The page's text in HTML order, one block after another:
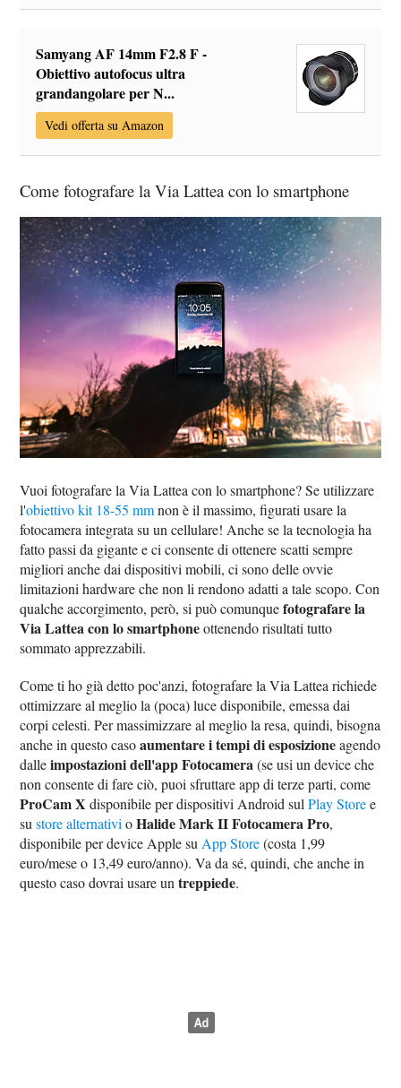
Samyang AF 14mm F2.8 F -
Obiettivo autofocus ultra
grandangolare per N...
Vedi offerta su Amazon
Come fotografare la Via Lattea con lo smartphone
Vuoi fotografare la Via Lattea con lo smartphone? Se utilizzare
l'obiettivo kit 18-55 mmnon è il massimo, figurati usare la
fotocamera integrata su un cellulare! Anche se la tecnologia ha
fatto passi da gigante e ci consente di ottenere scatti sempre
migliori anche dai dispositivi mobili, ci sono delle ovvie
limitazioni hardware che non li rendono adatti a tale scopo. Con
qualche accorgimento, però, si può comunquefotografare la
Via Lattea con lo smartphoneottenendo risultati tutto
sommato apprezzabili.
Come ti ho già detto poc'anzi, fotografare la Via Lattea richiede
ottimizzare al meglio la (poca) luce disponibile, emessa dai
corpi celesti. Per massimizzare al meglio la resa, quindi, bisogna
anche in questo casoaumentare i tempi di esposizioneagendo
dalleimpostazioni dell'app Fotocamera(se usi un device che
non consente di fare ciò, puoi sfruttare app di terze parti, come
ProCam X disponibile per dispositivi Android sulPlay Storee
sustore alternativi oHalide Mark II Fotocamera Pro,
disponibile per device Apple su App Store(costa 1,99
euro/mese o 13,49 euro/anno). Va da sé, quindi, che anche in
questo caso dovrai usare untreppiede.